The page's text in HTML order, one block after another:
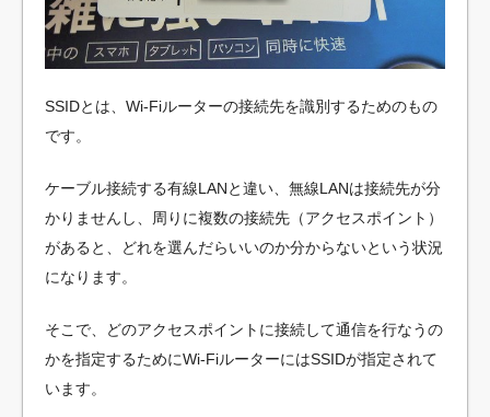
SSIDとは、Wi-Fiルーターの接続先を識別するためのもの
です。
ケーブル接続する有線LANと違い、無線LANは接続先が分
かりませんし、周りに複数の接続先（アクセスポイント）
があると、どれを選んだらいいのか分からないという状況
になります。
そこで、どのアクセスポイントに接続して通信を行なうの
かを指定するためにWi-FiルーターにはSSIDが指定されて
います。